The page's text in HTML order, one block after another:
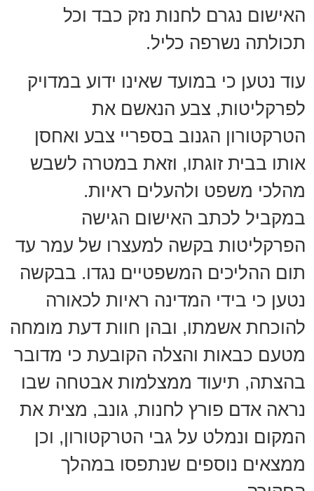
האישום נגרם לחנות נזק כבד וכל
תכולתה נשרפה כליל.
עוד נטען כי במועד שאינו ידוע במדויק
לפרקליטות, צבע הנאשם את
הטרקטורון הגנוב בספריי צבע ואחסן
אותו בבית זוגתו, וזאת במטרה לשבש
מהלכי משפט ולהעלים ראיות.
במקביל לכתב האישום הגישה
הפרקליטות בקשה למעצרו של עמר עד
תום ההליכים המשפטיים נגדו. בבקשה
נטען כי בידי המדינה ראיות לכאורה
להוכחת אשמתו, ובהן חוות דעת מומחה
מטעם כבאות והצלה הקובעת כי מדובר
בהצתה, תיעוד ממצלמות אבטחה שבו
נראה אדם פורץ לחנות, גונב, מצית את
המקום ונמלט על גבי הטרקטורון, וכן
ממצאים נוספים שנתפסו במהלך